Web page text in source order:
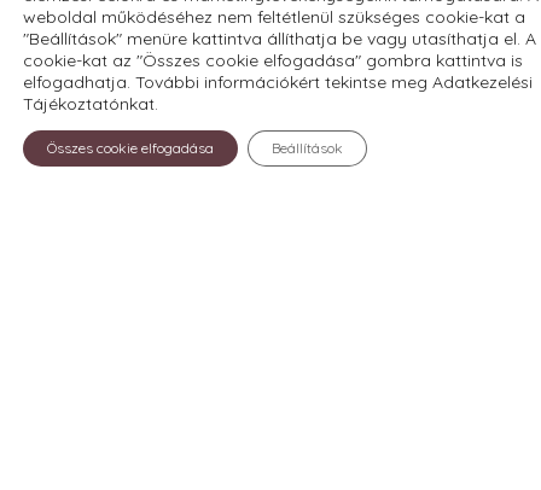
Online bankkártyás fizetéssel:
1000 Ft
weboldal működéséhez nem feltétlenül szükséges cookie-kat a
"Beállítások" menüre kattintva állíthatja be vagy utasíthatja el. A
cookie-kat az "Összes cookie elfogadása" gombra kattintva is
elfogadhatja. További információkért tekintse meg Adatkezelési
Tájékoztatónkat.
Összes cookie elfogadása Beállítások